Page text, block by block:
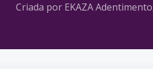
Criada por EKAZA